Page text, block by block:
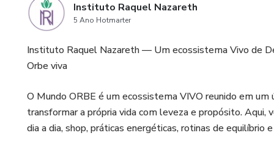
Instituto Raquel Nazareth
5 Ano Hotmarter
Instituto Raquel Nazareth — Um ecossistema Vivo de
Orbe viva
O Mundo ORBE é um ecossistema VIVO reunido em um
transformar a própria vida com leveza e propósito. Aqui,
dia a dia, shop, práticas energéticas, rotinas de equilíbrio